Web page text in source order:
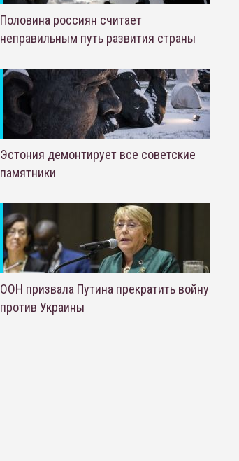
Половина россиян считает
неправильным путь развития страны
Эстония демонтирует все советские
памятники
ООН призвала Путина прекратить войну
против Украины